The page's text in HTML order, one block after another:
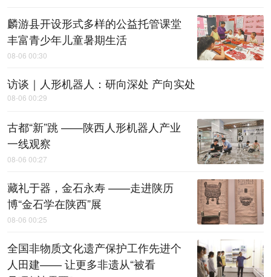
麟游县开设形式多样的公益托管课堂
丰富青少年儿童暑期生活
08-06 00:30
访谈｜人形机器人：研向深处 产向实处
08-06 00:29
古都“新”跳 ——陕西人形机器人产业
一线观察
08-06 00:27
藏礼于器，金石永寿 ——走进陕历
博“金石学在陕西”展
08-06 00:25
全国非物质文化遗产保护工作先进个
人田建—— 让更多非遗从“被看